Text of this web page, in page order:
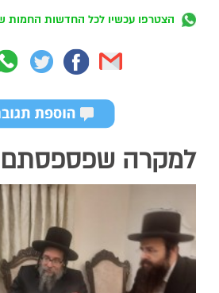
הצטרפו עכשיו לכל החדשות החמות
למקרה שפספסתם